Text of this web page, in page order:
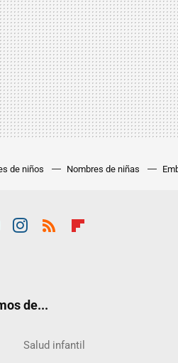
de niños Nombres de niñas
de...
Salud infantil